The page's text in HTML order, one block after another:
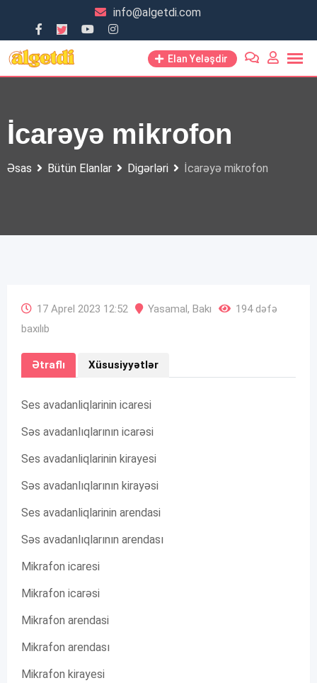
content
info@algetdi.com
Elan Yeləşdir
İcarəyə mikrofon
Əsas Bütün Elanlar Digərləri İcarəyə mikrofon
17 Aprel 2023 12:52 Yasamal, Bakı
194 dəfə
baxılıb
Ətraflı Xüsusiyyətlər
Ses avadanliqlarinin icaresi
Səs avadanlıqlarının icarəsi
Ses avadanliqlarinin kirayesi
Səs avadanlıqlarının kirayəsi
Ses avadanliqlarinin arendasi
Səs avadanlıqlarının arendası
Mikrafon icaresi
Mikrafon icarəsi
Mikrafon arendasi
Mikrafon arendası
Mikrafon kirayesi